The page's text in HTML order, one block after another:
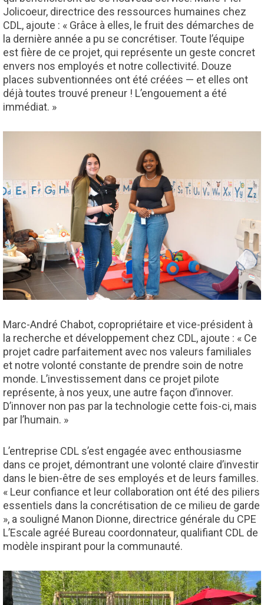
Jolicoeur, directrice des ressources humaines chez
CDL, ajoute : « Grâce à elles, le fruit des démarches de
la dernière année a pu se concrétiser. Toute l’équipe
est fière de ce projet, qui représente un geste concret
envers nos employés et notre collectivité. Douze
places subventionnées ont été créées — et elles ont
déjà toutes trouvé preneur ! L’engouement a été
immédiat. »
Marc-André Chabot, copropriétaire et vice-président à
la recherche et développement chez CDL, ajoute : « Ce
projet cadre parfaitement avec nos valeurs familiales
et notre volonté constante de prendre soin de notre
monde. L’investissement dans ce projet pilote
représente, à nos yeux, une autre façon d’innover.
D’innover non pas par la technologie cette fois-ci, mais
par l’humain. »
L’entreprise CDL s’est engagée avec enthousiasme
dans ce projet, démontrant une volonté claire d’investir
dans le bien-être de ses employés et de leurs familles.
« Leur confiance et leur collaboration ont été des piliers
essentiels dans la concrétisation de ce milieu de garde
», a souligné Manon Dionne, directrice générale du CPE
L’Escale agréé Bureau coordonnateur, qualifiant CDL de
modèle inspirant pour la communauté.